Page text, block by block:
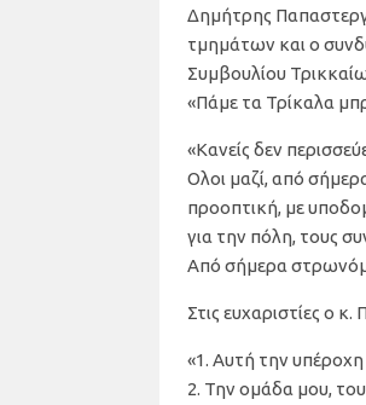
Δημήτρης
τμημάτων και ο
Συμβουλίου
«Πάμε τα Τρίκαλα
«Κανείς δεν
Ολοι μαζί, από
προοπτική, με
για την πόλη, τους
Από σήμερα
Στις ευχαριστίες ο
«1. Αυτή την
2. Την ομάδα μου,